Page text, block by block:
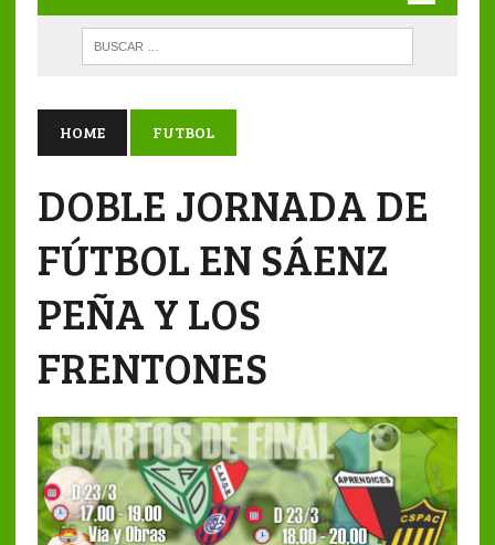
HOME FUTBOL
DOBLE JORNADA DE
FÚTBOL EN SÁENZ
PEÑA Y LOS
FRENTONES